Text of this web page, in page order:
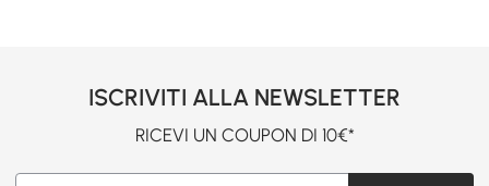
ISCRIVITI ALLA NEWSLETTER
RICEVI UN COUPON DI 10€*